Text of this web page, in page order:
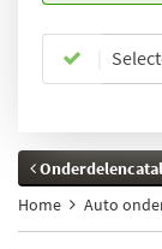
Home
Auto